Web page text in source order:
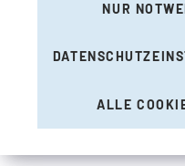
NUR
ALLE